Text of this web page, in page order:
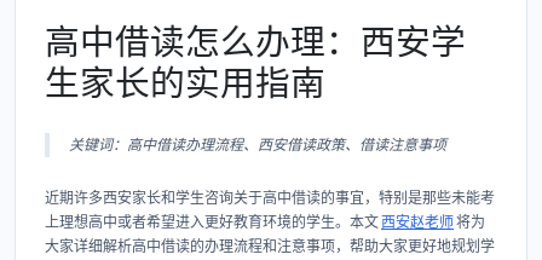
高中借读怎么办理：西安学
生家长的实用指南
关键词：高中借读办理流程、西安借读政策、借读注意事项
近期许多西安家长和学生咨询关于高中借读的事宜，特别是那些未能考
上理想高中或者希望进入更好教育环境的学生。本文西安赵老师将为
大家详细解析高中借读的办理流程和注意事项，帮助大家更好地规划学